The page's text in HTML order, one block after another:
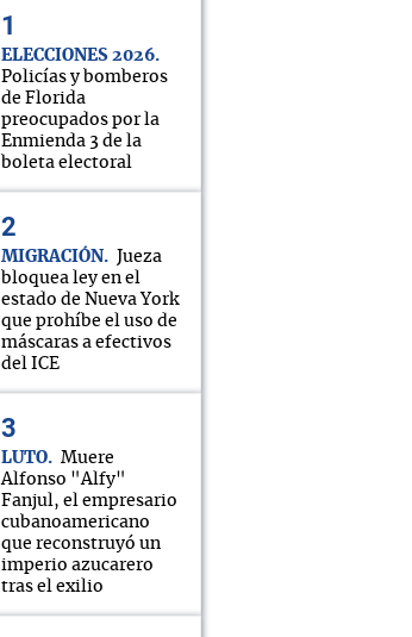
ELECCIONES 2026
Policías y bomberos
de Florida
preocupados por la
Enmienda 3 de la
boleta electoral
MIGRACIÓN
Jueza
bloquea ley en el
estado de Nueva York
que prohíbe el uso de
máscaras a efectivos
del ICE
LUTO
Muere
Alfonso "Alfy"
Fanjul, el empresario
cubanoamericano
que reconstruyó un
imperio azucarero
tras el exilio